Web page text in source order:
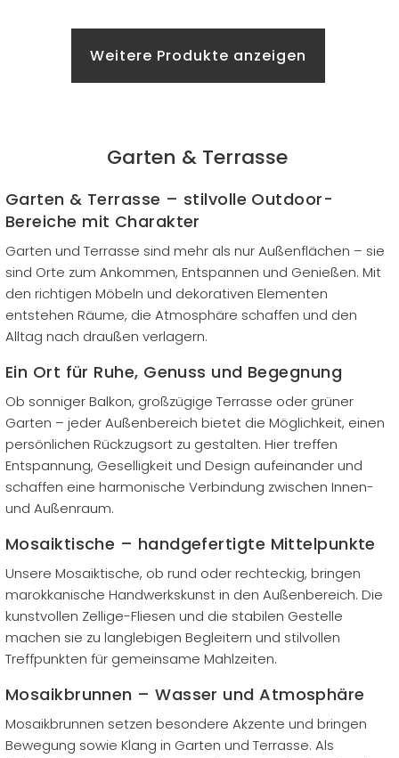
Weitere Produkte anzeigen
Garten & Terrasse
Garten & Terrasse – stilvolle Outdoor-
Bereiche mit Charakter
Garten und Terrasse sind mehr als nur Außenflächen – sie
sind Orte zum Ankommen, Entspannen und Genießen. Mit
den richtigen Möbeln und dekorativen Elementen
entstehen Räume, die Atmosphäre schaffen und den
Alltag nach draußen verlagern.
Ein Ort für Ruhe, Genuss und Begegnung
Ob sonniger Balkon, großzügige Terrasse oder grüner
Garten – jeder Außenbereich bietet die Möglichkeit, einen
persönlichen Rückzugsort zu gestalten. Hier treffen
Entspannung, Geselligkeit und Design aufeinander und
schaffen eine harmonische Verbindung zwischen Innen-
und Außenraum.
Mosaiktische – handgefertigte Mittelpunkte
Unsere Mosaiktische, ob rund oder rechteckig, bringen
marokkanische Handwerkskunst in den Außenbereich. Die
kunstvollen Zellige-Fliesen und die stabilen Gestelle
machen sie zu langlebigen Begleitern und stilvollen
Treffpunkten für gemeinsame Mahlzeiten.
Mosaikbrunnen – Wasser und Atmosphäre
Mosaikbrunnen setzen besondere Akzente und bringen
Bewegung sowie Klang in Garten und Terrasse. Als